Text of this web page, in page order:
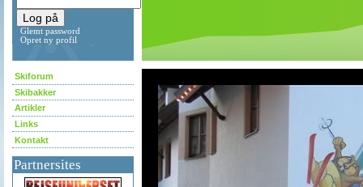
Glemt password
Opret ny profil
Skiforum
Skibakker
Artikler
Links
Kontakt
Partnersites